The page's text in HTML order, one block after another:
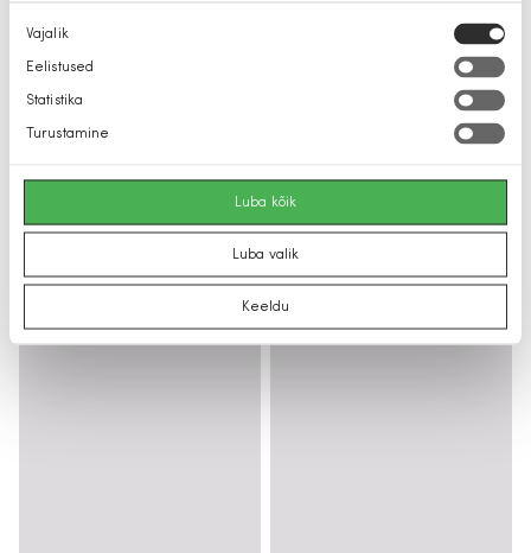
Nõusoleku
valik
Vajalik
Eelistused
Statistika
Turustamine
Luba kõik
Luba valik
Keeldu